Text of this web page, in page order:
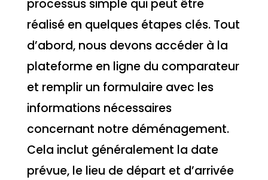
processus simple qui peut être
réalisé en quelques étapes clés. Tout
d’abord, nous devons accéder à la
plateforme en ligne du comparateur
et remplir un formulaire avec les
informations nécessaires
concernant notre déménagement.
Cela inclut généralement la date
prévue, le lieu de départ et d’arrivée